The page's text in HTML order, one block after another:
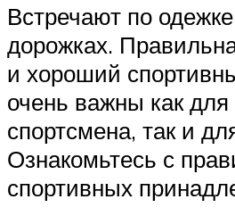
Встречают по
дорожках.
и хороший
очень важны как для
спортсмена, так и
Ознакомьтесь с
спортивных